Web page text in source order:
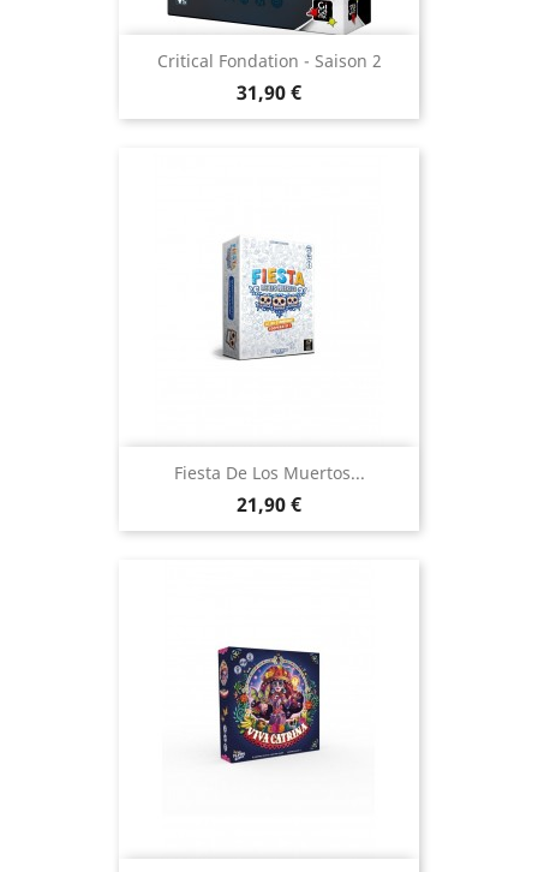
Critical Fondation - Saison 2
Prix
31,90 €
Fiesta De Los Muertos...
Prix
21,90 €